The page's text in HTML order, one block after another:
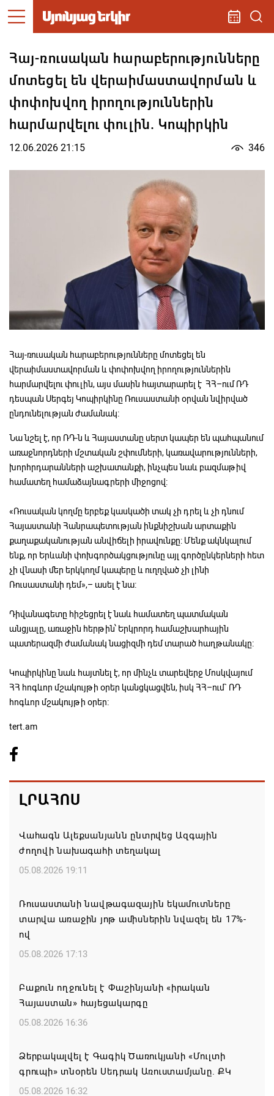
Հայ-ռուսական հարաբերությունները
մոտեցել են վերաիմաստավորման և
փոփոխվող իրողություններին
հարմարվելու փուլին. Կոպիրկին
12.06.2026 21:15 346
Հայ-ռուսական հարաբերությունները մոտեցել են
վերաիմաստավորման և փոփոխվող իրողություններին
հարմարվելու փուլին, այս մասին հայտարարել է ՀՀ–ում ՌԴ
դեսպան Սերգեյ Կոպիրկինը Ռուսաստանի օրվան նվիրված
ընդունելության ժամանակ։
Նա նշել է, որ ՌԴ-ն և Հայաստանը սերտ կապեր են պահպանում
առաջնորդների մշտական շփումների, կառավարությունների,
խորհրդարանների աշխատանքի, ինչպես նաև բազմաթիվ
համատեղ համաձայնագրերի միջոցով:
«Ռուսական կողմը երբեք կասկածի տակ չի դրել և չի դնում
Հայաստանի Հանրապետության ինքնիշխան արտաքին
քաղաքականության անվիճելի իրավունքը: Մենք ակնկալում
ենք, որ Երևանի փոխգործակցությունը այլ գործընկերների հետ
չի վնասի մեր երկկողմ կապերը և ուղղված չի լինի
Ռուսաստանի դեմ»,– ասել է նա։
Դիվանագետը հիշեցրել է նաև համատեղ պատմական
անցյալը, առաջին հերթին՝ Երկրորդ համաշխարհային
պատերազմի ժամանակ նացիզմի դեմ տարած հաղթանակը։
Կոպիրկինը նաև հայտնել է, որ մինչև տարեվերջ Մոսկվայում
ՀՀ հոգևոր մշակույթի օրեր կանցկացվեն, իսկ ՀՀ–ում` ՌԴ
հոգևոր մշակույթի օրեր։
tert.am
ԼՐԱՀՈՍ
Վահագն Ալեքսանյանն ընտրվեց Ազգային
ժողովի նախագահի տեղակալ
05.08.2026 19:11
Ռուսաստանի նավթագազային եկամուտները
տարվա առաջին յոթ ամիսներին նվազել են 17%-
ով
05.08.2026 17:13
Բաքուն ողջունել է Փաշինյանի «իրական
Հայաստան» հայեցակարգը
05.08.2026 16:36
Ձերբակալվել է Գագիկ Ծառուկյանի «Մուլտի
գրուպի» տնօրեն Սեդրակ Առուստամյանը. ՔԿ
05.08.2026 16:32